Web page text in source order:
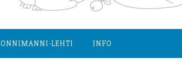
ONNIMANNI-LEHTI INFO